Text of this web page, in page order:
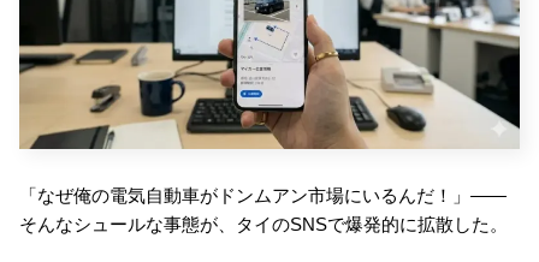
「なぜ俺の電気自動車がドンムアン市場にいるんだ！」――
そんなシュールな事態が、タイのSNSで爆発的に拡散した。